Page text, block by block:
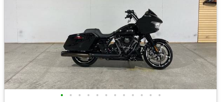
• • • • • • • • • • • •